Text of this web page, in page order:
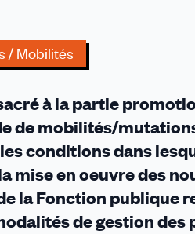
de
?
/ Mobilités
à la partie
de mobilités/
conditions dans
mise en oeuvre des
la Fonction publique
de gestion